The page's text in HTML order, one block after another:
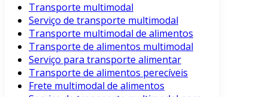
Transporte multimodal
Serviço de transporte multimodal
Transporte multimodal de alimentos
Transporte de alimentos multimodal
Serviço para transporte alimentar
Transporte de alimentos perecíveis
Frete multimodal de alimentos